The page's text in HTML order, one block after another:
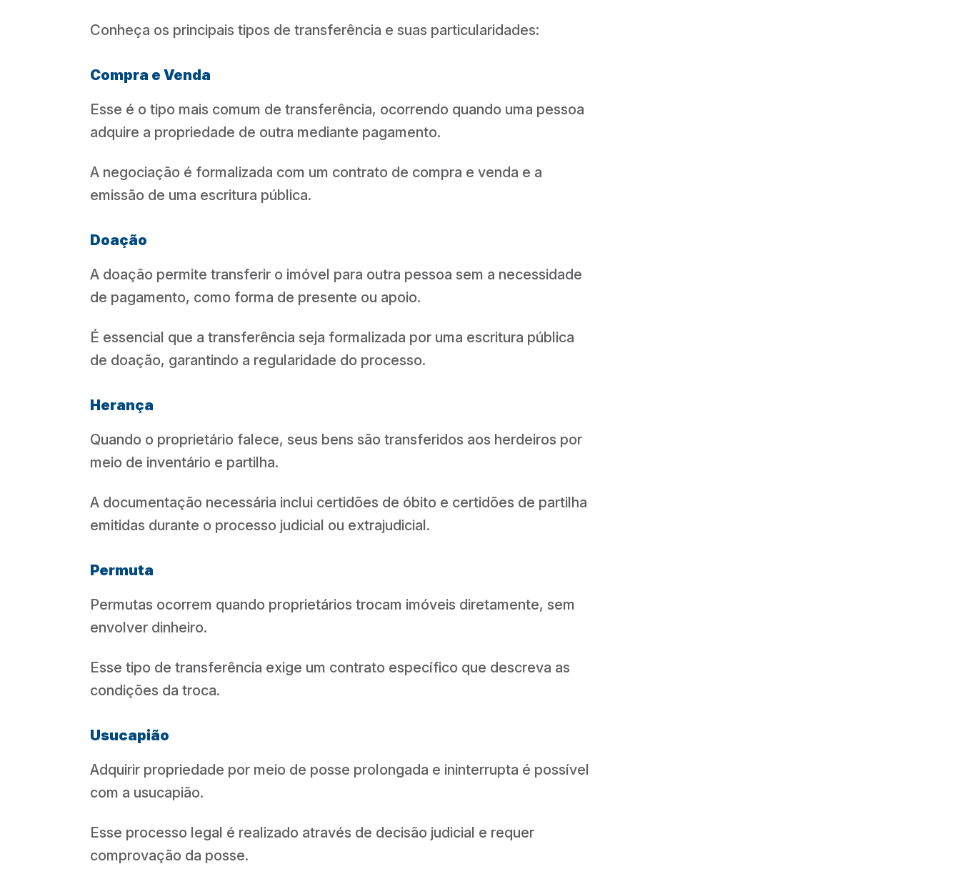
Conheça os principais tipos de transferência e suas particularidades:
Compra e Venda
Esse é o tipo mais comum de transferência, ocorrendo quando uma pessoa
adquire a propriedade de outra mediante pagamento.
A negociação é formalizada com um contrato de compra e venda e a
emissão de uma escritura pública.
Doação
A doação permite transferir o imóvel para outra pessoa sem a necessidade
de pagamento, como forma de presente ou apoio.
É essencial que a transferência seja formalizada por uma escritura pública
de doação, garantindo a regularidade do processo.
Herança
Quando o proprietário falece, seus bens são transferidos aos herdeiros por
meio de inventário e partilha.
A documentação necessária inclui certidões de óbito e certidões de partilha
emitidas durante o processo judicial ou extrajudicial.
Permuta
Permutas ocorrem quando proprietários trocam imóveis diretamente, sem
envolver dinheiro.
Esse tipo de transferência exige um contrato específico que descreva as
condições da troca.
Usucapião
Adquirir propriedade por meio de posse prolongada e ininterrupta é possível
com a usucapião.
Esse processo legal é realizado através de decisão judicial e requer
comprovação da posse.